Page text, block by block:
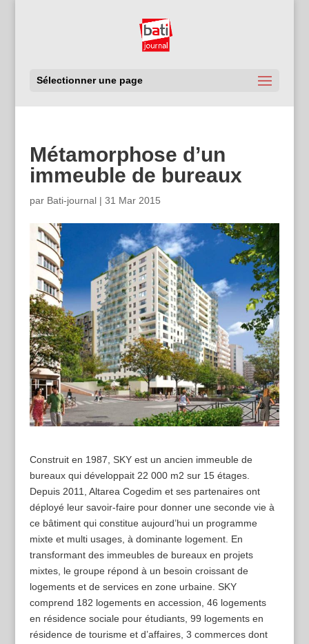
Sélectionner une page
Métamorphose d’un
immeuble de bureaux
par Bati-journal| 31 Mar 2015
Construit en 1987, SKY est un ancien immeuble de
bureaux qui développait 22 000 m2 sur 15 étages.
Depuis 2011, Altarea Cogedim et ses partenaires ont
déployé leur savoir-faire pour donner une seconde vie à
ce bâtiment qui constitue aujourd’hui un programme
mixte et multi usages, à dominante logement. En
transformant des immeubles de bureaux en projets
mixtes, le groupe répond à un besoin croissant de
logements et de services en zone urbaine. SKY
comprend 182 logements en accession, 46 logements
en résidence sociale pour étudiants, 99 logements en
résidence de tourisme et d’affaires, 3 commerces dont